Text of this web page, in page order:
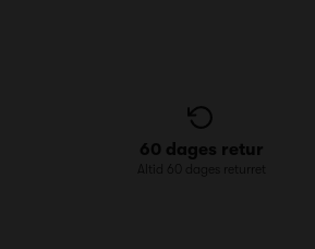
60 dages retur
Altid 60 dages returret